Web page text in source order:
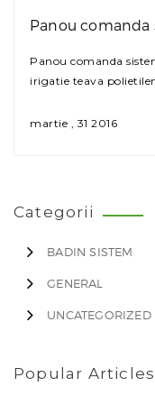
Panou comanda
Panou comanda
irigatie teava
martie , 31 2016
Categorii
BADIN SISTEM
GENERAL
UNCATEGORIZED
Popular Articles